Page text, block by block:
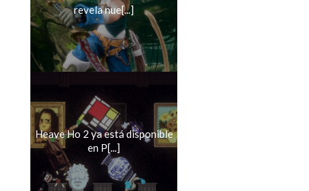
revela nue[...]
Heave Ho 2 ya está disponible
en P[...]